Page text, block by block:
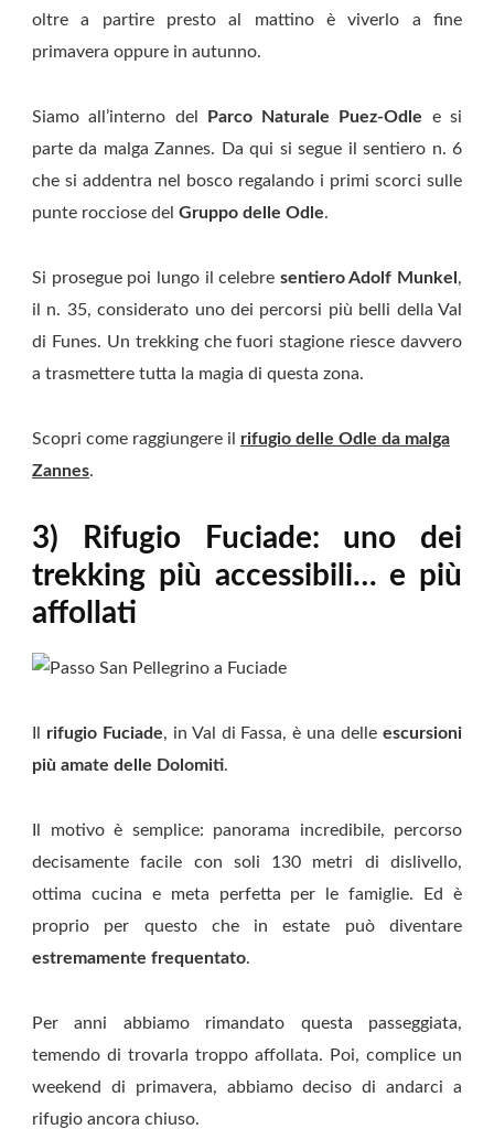
oltre a partire presto al mattino è viverlo a fine
primavera oppure in autunno.
Siamo all’interno del Parco Naturale Puez-Odle e si
parte da malga Zannes. Da qui si segue il sentiero n. 6
che si addentra nel bosco regalando i primi scorci sulle
punte rocciose del Gruppo delle Odle.
Si prosegue poi lungo il celebre sentiero Adolf Munkel ,
il n. 35, considerato uno dei percorsi più belli della Val
di Funes. Un trekking che fuori stagione riesce davvero
a trasmettere tutta la magia di questa zona.
Scopri come raggiungere il rifugio delle Odle da malga
Zannes.
3) Rifugio Fuciade: uno dei
trekking più accessibili… e più
affollati
rifugio Fuciade, in Val di Fassa, è una delleescursioni
più amate delle Dolomiti.
Il motivo è semplice: panorama incredibile, percorso
decisamente facile con soli 130 metri di dislivello,
ottima cucina e meta perfetta per le famiglie. Ed è
proprio per questo che in estate può diventare
estremamente frequentato.
Per anni abbiamo rimandato questa passeggiata,
temendo di trovarla troppo affollata. Poi, complice un
weekend di primavera, abbiamo deciso di andarci a
rifugio ancora chiuso.